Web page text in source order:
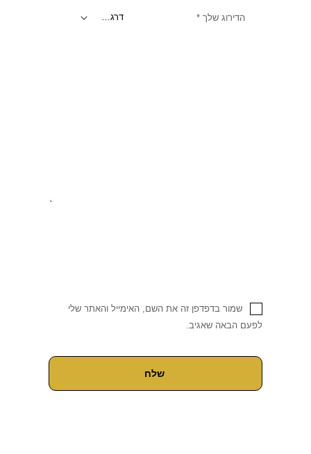
הדירוג שלך *
שמור בדפדפן זה את השם, האימייל והאתר שלי
לפעם הבאה שאגיב.